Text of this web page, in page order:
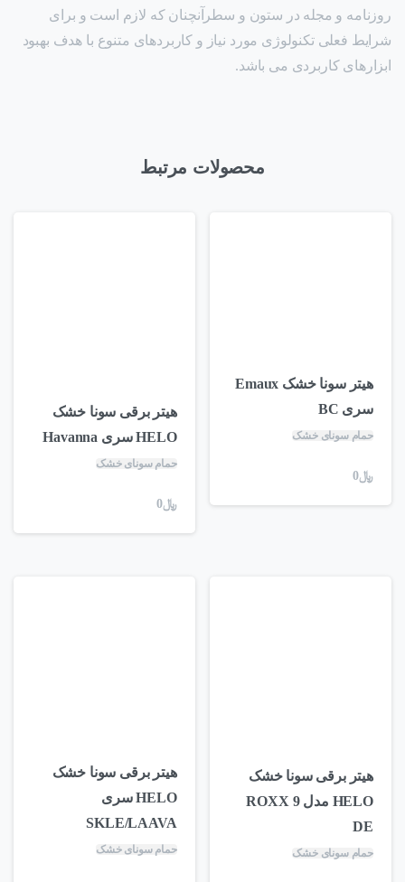
روزنامه و مجله در ستون و سطرآنچنان که لازم است و برای
شرایط فعلی تکنولوژی مورد نیاز و کاربردهای متنوع با هدف بهبود
ابزارهای کاربردی می باشد.
محصولات مرتبط
هیتر سونا خشک Emaux
سری BC
حمام سونای خشک
﷼0
هیتر برقی سونا خشک
HELO سری Havanna
حمام سونای خشک
﷼0
هیتر برقی سونا خشک
HELO مدل ROXX 9
DE
حمام سونای خشک
هیتر برقی سونا خشک
HELO سری
SKLE/LAAVA
حمام سونای خشک